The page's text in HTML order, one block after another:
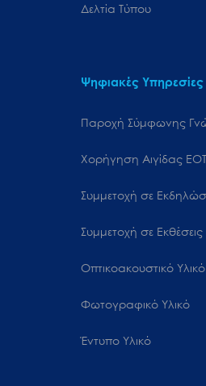
Δελτία Τύπου
Ψηφιακές Υπηρεσίες
Παροχή Σύμφωνης
Χορήγηση Αιγίδας ΕΟΤ
Συμμετοχή σε
Συμμετοχή σε Εκθέσεις
Οπτικοακουστικό Υλικό
Φωτογραφικό Υλικό
Έντυπο Υλικό